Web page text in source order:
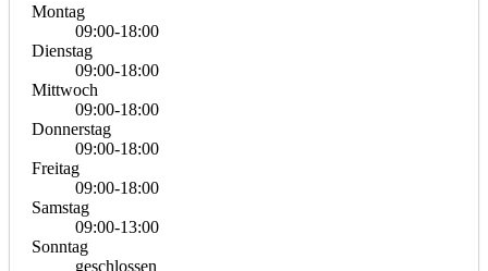
Montag
09:00-18:00
Dienstag
09:00-18:00
Mittwoch
09:00-18:00
Donnerstag
09:00-18:00
Freitag
09:00-18:00
Samstag
09:00-13:00
Sonntag
geschlossen